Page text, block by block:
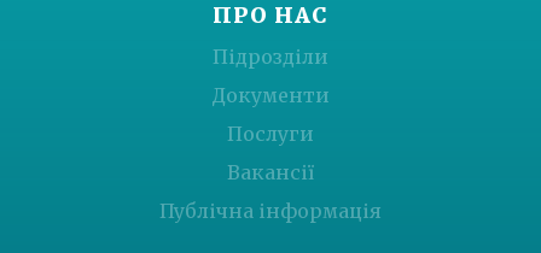
ПРО НАС
Підрозділи
Документи
Послуги
Вакансії
Публічна інформація